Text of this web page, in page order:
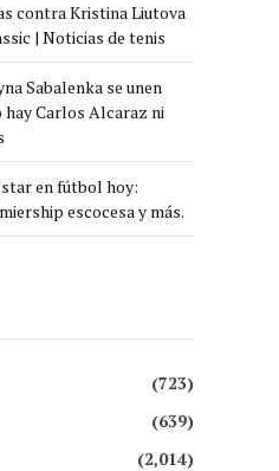
contra Kristina Liutova
| Noticias de tenis
Sabalenka se unen
Carlos Alcaraz ni
en fútbol hoy:
escocesa y más.
(723)
(639)
(2,014)